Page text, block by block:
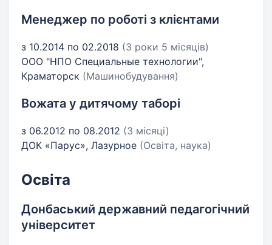
Менеджер по роботі з клієнтами
з 10.2014 по 02.2018 (3 роки 5 місяців)
ООО "НПО Специальные технологии",
Краматорск (Машинобудування)
Вожата у дитячому таборі
з 06.2012 по 08.2012 (3 місяці)
ДОК «Парус», Лазурное (Освіта, наука)
Освіта
Донбаський державний педагогічний
університет